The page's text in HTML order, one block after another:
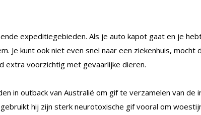
expeditiegebieden. Als je auto kapot gaat en je
Je kunt ook niet even snel naar een ziekenhuis, mocht
extra voorzichtig met gevaarlijke dieren.
in outback van Australië om gif te verzamelen van de
hij zijn sterk neurotoxische gif vooral om